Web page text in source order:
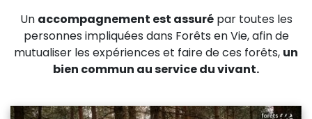
Un accompagnement est assurépar toutes les
personnes impliquées dans Forêts en Vie, afin de
mutualiser les expériences et faire de ces forêts, un
bien commun au service du vivant.